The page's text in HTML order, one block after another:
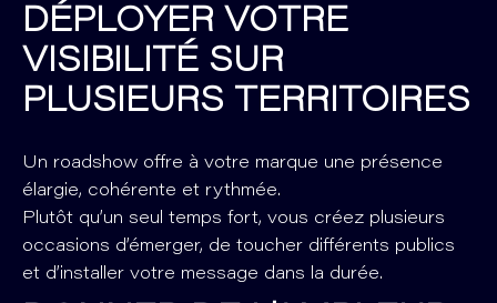
DÉPLOYER VOTRE
VISIBILITÉ SUR
PLUSIEURS TERRITOIRES
Un roadshow offre à votre marque une présence
élargie, cohérente et rythmée.
Plutôt qu’un seul temps fort, vous créez plusieurs
occasions d’émerger, de toucher différents publics
et d’installer votre message dans la durée.